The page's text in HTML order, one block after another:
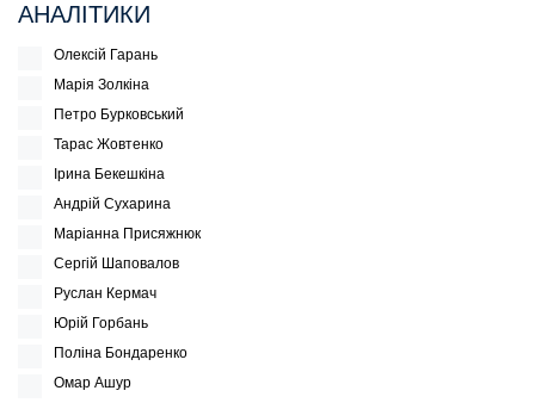
АНАЛІТИКИ
Олексій Гарань
Марія Золкіна
Петро Бурковський
Тарас Жовтенко
Ірина Бекешкіна
Андрій Сухарина
Маріанна Присяжнюк
Сергій Шаповалов
Руслан Кермач
Юрій Горбань
Поліна Бондаренко
Омар Ашур